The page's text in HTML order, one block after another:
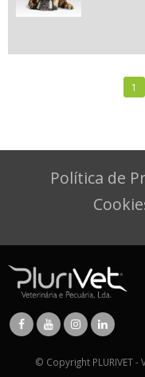
1
Política de
© Copyright PLURIVET